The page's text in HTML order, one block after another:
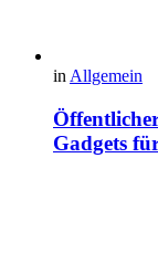
in Allgemein
Gadgets